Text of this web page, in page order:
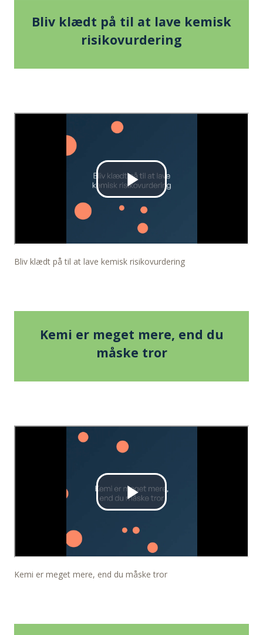
Bliv klædt på til at lave kemisk
risikovurdering
Bliv klædt på til at lave kemisk risikovurdering
Kemi er meget mere, end du
måske tror
Kemi er meget mere, end du måske tror